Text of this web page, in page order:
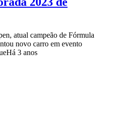
atual campeão de Fórmula
novo carro em evento
Há 3 anos